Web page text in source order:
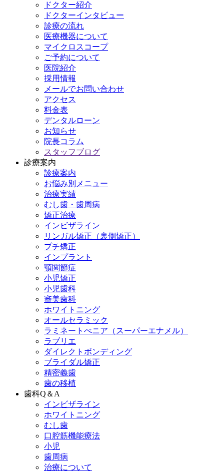
ドクター紹介
ドクターインタビュー
診療の流れ
医療機器について
マイクロスコープ
ご予約について
医院紹介
採用情報
メールでお問い合わせ
アクセス
料金表
デンタルローン
お知らせ
院長コラム
スタッフブログ
診療案内
診療案内
お悩み別メニュー
治療実績
むし歯・歯周病
矯正治療
インビザライン
リンガル矯正（裏側矯正）
プチ矯正
インプラント
顎関節症
小児矯正
小児歯科
審美歯科
ホワイトニング
オールセラミック
ラミネートべニア （スーパーエナメル）
ラブリエ
ダイレクトボンディング
ブライダル矯正
精密義歯
歯の移植
歯科Q＆A
インビザライン
ホワイトニング
むし歯
口腔筋機能療法
小児
歯周病
治療について